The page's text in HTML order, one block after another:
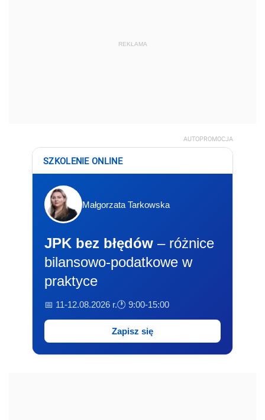
REKLAMA
AUTOPROMOCJA
SZKOLENIE ONLINE
Małgorzata Tarkowska
JPK bez błędów – różnice
bilansowo-podatkowe w
praktyce
📅 11-12.08.2026 r.🕐 9:00-15:00
Zapisz się